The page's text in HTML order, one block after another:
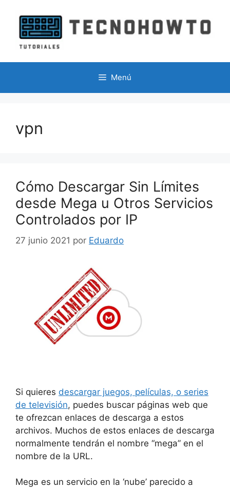
contenido
Menú
vpn
Cómo Descargar Sin Límites
desde Mega u Otros Servicios
Controlados por IP
27 junio 2021 por Eduardo
Si quieres descargar juegos, películas, o series
de televisión, puedes buscar páginas web que
te ofrezcan enlaces de descarga a estos
archivos. Muchos de estos enlaces de descarga
normalmente tendrán el nombre “mega” en el
nombre de la URL.
Mega es un servicio en la ‘nube’ parecido a